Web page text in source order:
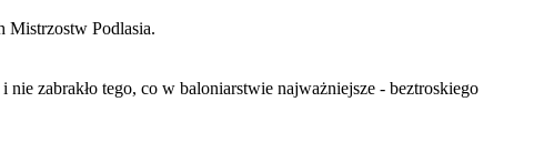
Mistrzostw Podlasia.
zabrakło tego, co w baloniarstwie najważniejsze - beztroskiego